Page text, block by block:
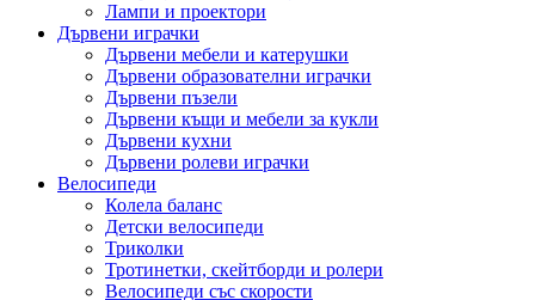
Лампи и проектори
Дървени играчки
Дървени мебели и катерушки
Дървени образователни играчки
Дървени пъзели
Дървени къщи и мебели за кукли
Дървени кухни
Дървени ролеви играчки
Велосипеди
Колела баланс
Детски велосипеди
Триколки
Тротинетки, скейтборди и ролери
Велосипеди със скорости